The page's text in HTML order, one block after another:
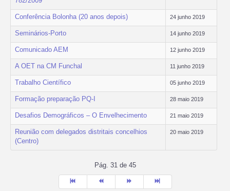
Conferência Bolonha (20 anos depois) 24 junho 2019
Seminários-Porto 14 junho 2019
Comunicado AEM 12 junho 2019
A OET na CM Funchal 11 junho 2019
Trabalho Científico 05 junho 2019
Formação preparação PQ-I 28 maio 2019
Desafios Demográficos – O Envelhecimento 21 maio 2019
Reunião com delegados distritais concelhios
(Centro)
20 maio 2019
Pág. 31 de 45